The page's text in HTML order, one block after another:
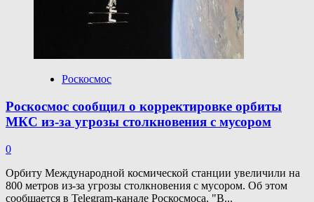
аппаратах
в Роскосмос
Роскосмос
Роскосмос сообщил о корректировке орбиты
МКС из-за угрозы столкновения с мусором
0
Орбиту Международной космической станции увеличили на
800 метров из-за угрозы столкновения с мусором. Об этом
сообщается в Telegram-канале Роскосмоса. "В...